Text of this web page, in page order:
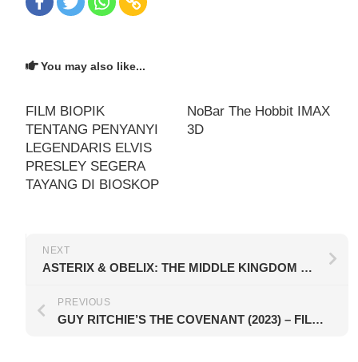
You may also like...
FILM BIOPIK
TENTANG PENYANYI
LEGENDARIS ELVIS
PRESLEY SEGERA
TAYANG DI BIOSKOP
NoBar The Hobbit IMAX
3D
NEXT
ASTERIX & OBELIX: THE MIDDLE KINGDOM (2023) – PETUALANGAN ASTERIX & OBELIX DI DATARAN CINA
PREVIOUS
GUY RITCHIE’S THE COVENANT (2023) – FILM PERANG DENGAN PERSPEKTIF YANG BERBEDA NAMUN SALING MENDUKUNG